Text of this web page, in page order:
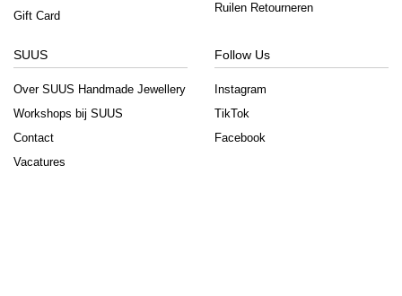
Gift Card
Ruilen Retourneren
SUUS
Over SUUS Handmade Jewellery
Workshops bij SUUS
Contact
Vacatures
Follow Us
Instagram
TikTok
Facebook